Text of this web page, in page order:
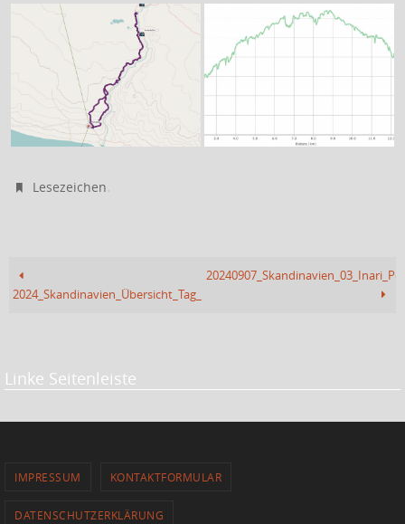
Lesezeichen.
2024_Skandinavien_Übersicht_Tag_15_16
Linke Seitenleiste
IMPRESSUM KONTAKTFORMULAR
DATENSCHUTZERKLÄRUNG